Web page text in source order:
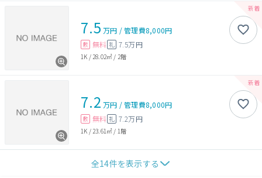
7.5 万円 /管理費8,000円
敷 無料 礼 7.5万円
1K / 28.02㎡ / 2階
7.2 万円 /管理費8,000円
敷 無料 礼 7.2万円
1K / 23.61㎡ / 1階
全14件を表示する